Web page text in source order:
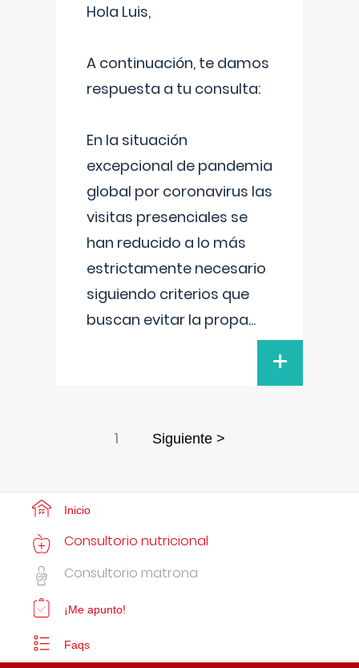
Hola Luis,
A continuación, te damos
respuesta a tu consulta:
En la situación
excepcional de pandemia
global por coronavirus las
visitas presenciales se
han reducido a lo más
estrictamente necesario
siguiendo criterios que
buscan evitar la propa...
+
1 Siguiente >
Inicio
Consultorio nutricional
Consultorio matrona
¡Me apunto!
Faqs